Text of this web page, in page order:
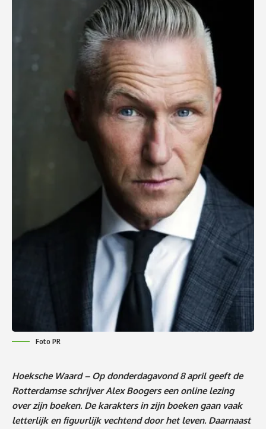
Foto PR
Hoeksche Waard – Op donderdagavond 8 april geeft de
Rotterdamse schrijver Alex Boogers een online lezing
over zijn boeken. De karakters in zijn boeken gaan vaak
letterlijk en figuurlijk vechtend door het leven. Daarnaast